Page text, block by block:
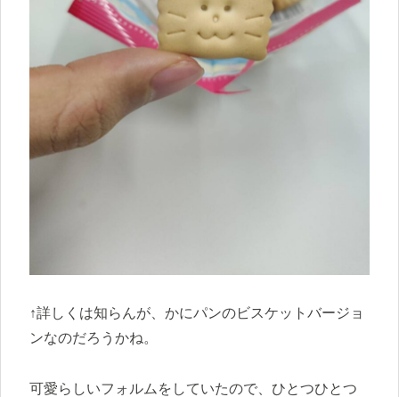
↑詳しくは知らんが、かにパンのビスケットバージョ
ンなのだろうかね。
可愛らしいフォルムをしていたので、ひとつひとつ